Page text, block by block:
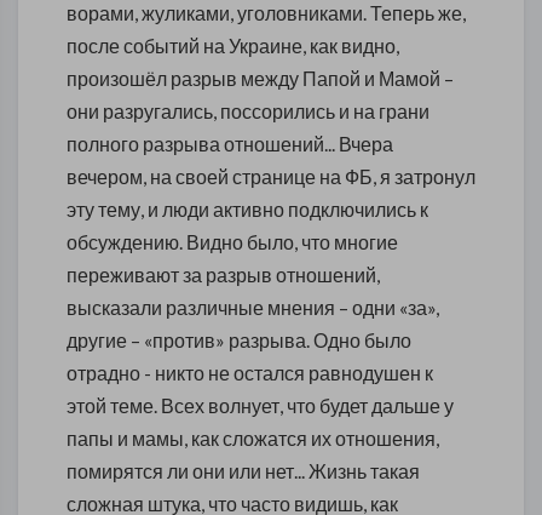
ворами, жуликами, уголовниками. Теперь же,
после событий на Украине, как видно,
произошёл разрыв между Папой и Мамой –
они разругались, поссорились и на грани
полного разрыва отношений... Вчера
вечером, на своей странице на ФБ, я затронул
эту тему, и люди активно подключились к
обсуждению. Видно было, что многие
переживают за разрыв отношений,
высказали различные мнения – одни «за»,
другие – «против» разрыва. Одно было
отрадно - никто не остался равнодушен к
этой теме. Всех волнует, что будет дальше у
папы и мамы, как сложатся их отношения,
помирятся ли они или нет... Жизнь такая
сложная штука, что часто видишь, как